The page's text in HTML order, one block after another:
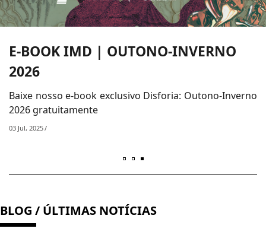
12 Nov, 2025
E-BOOK IMD | OUTONO-INVERNO
2026
Baixe nosso e-book exclusivo Disforia: Outono-Inverno
2026 gratuitamente
03 Jul, 2025
BLOG / ÚLTIMAS NOTÍCIAS